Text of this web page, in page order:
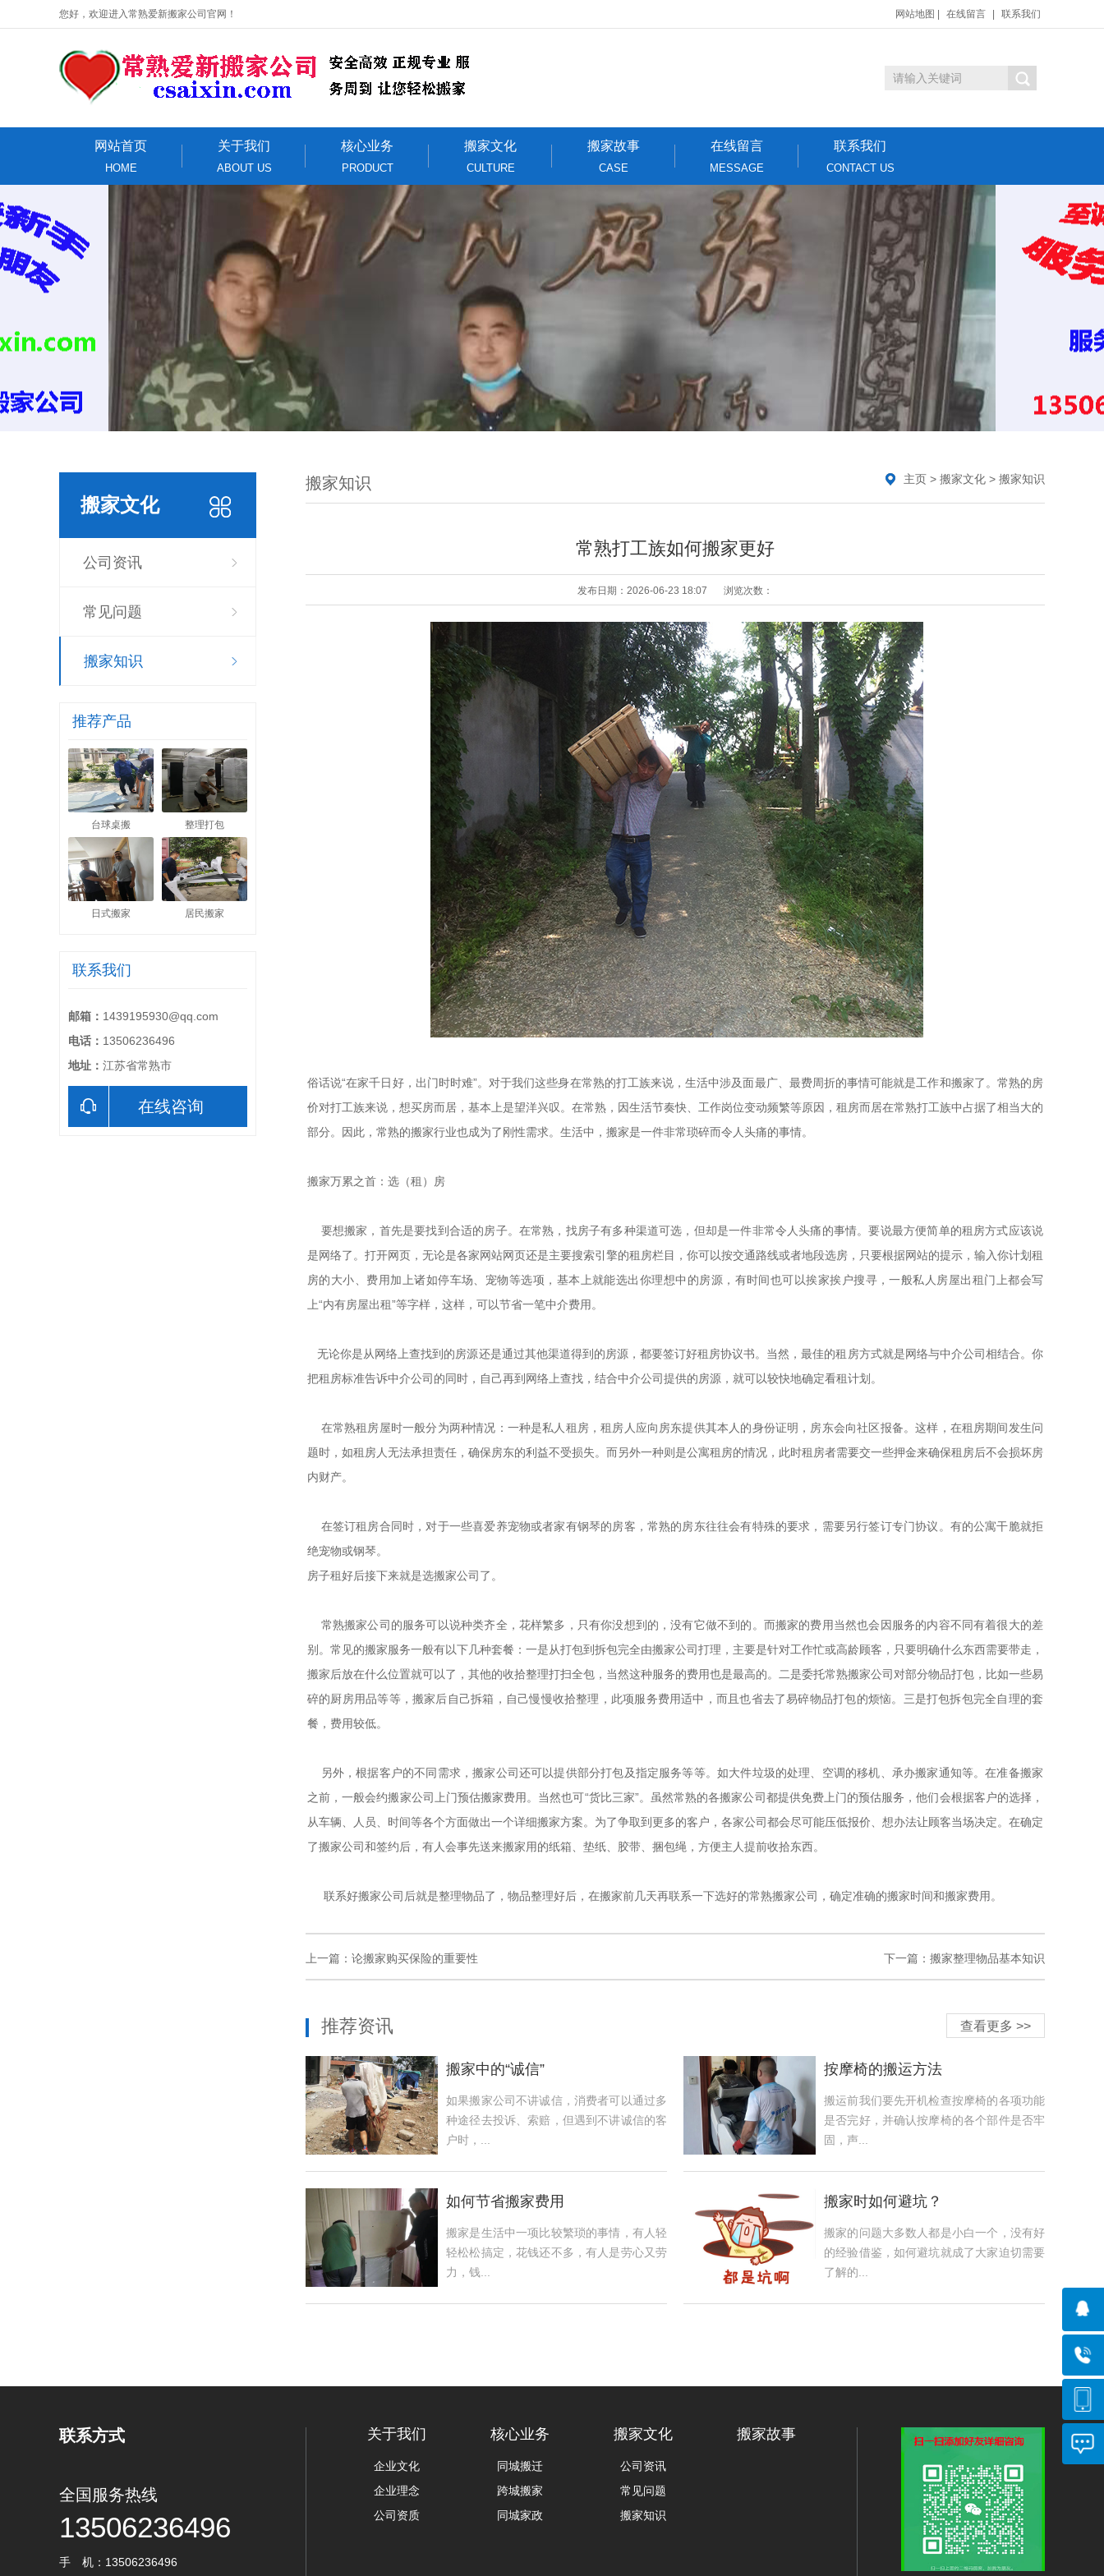
您好，欢迎进入常熟爱新搬家公司官网！ 网站地图 在线留言 联系我们
网站首页
HOME
关于我们
ABOUT US
核心业务
PRODUCT
搬家文化
CULTURE
搬家故事
CASE
在线留言
MESSAGE
联系我们
CONTACT US
搬家文化
公司资讯
常见问题
搬家知识
推荐产品
台球桌搬 整理打包
日式搬家 居民搬家
联系我们
邮箱： 1439195930@qq.com
电话： 13506236496
地址： 江苏省常熟市
在线咨询
主页 > 搬家文化 > 搬家知识
搬家知识
常熟打工族如何搬家更好
发布日期：2026-06-23 18:07 浏览次数：
俗话说“在家千日好，出门时时难”。对于我们这些身在常熟的打工族来说，生活中涉及面最广、最费周折的事情可能就是工作和搬家了。常熟的房
价对打工族来说，想买房而居，基本上是望洋兴叹。在常熟，因生活节奏快、工作岗位变动频繁等原因，租房而居在常熟打工族中占据了相当大的
部分。因此，常熟的搬家行业也成为了刚性需求。生活中，搬家是一件非常琐碎而令人头痛的事情。
搬家万累之首：选（租）房
要想搬家，首先是要找到合适的房子。在常熟，找房子有多种渠道可选，但却是一件非常令人头痛的事情。要说最方便简单的租房方式应该说
是网络了。打开网页，无论是各家网站网页还是主要搜索引擎的租房栏目，你可以按交通路线或者地段选房，只要根据网站的提示，输入你计划租
房的大小、费用加上诸如停车场、宠物等选项，基本上就能选出你理想中的房源，有时间也可以挨家挨户搜寻，一般私人房屋出租门上都会写
上“内有房屋出租”等字样，这样，可以节省一笔中介费用。
无论你是从网络上查找到的房源还是通过其他渠道得到的房源，都要签订好租房协议书。当然，最佳的租房方式就是网络与中介公司相结合。你
把租房标准告诉中介公司的同时，自己再到网络上查找，结合中介公司提供的房源，就可以较快地确定看租计划。
在常熟租房屋时一般分为两种情况：一种是私人租房，租房人应向房东提供其本人的身份证明，房东会向社区报备。这样，在租房期间发生问
题时，如租房人无法承担责任，确保房东的利益不受损失。而另外一种则是公寓租房的情况，此时租房者需要交一些押金来确保租房后不会损坏房
内财产。
在签订租房合同时，对于一些喜爱养宠物或者家有钢琴的房客，常熟的房东往往会有特殊的要求，需要另行签订专门协议。有的公寓干脆就拒
绝宠物或钢琴。
房子租好后接下来就是选搬家公司了。
常熟搬家公司的服务可以说种类齐全，花样繁多，只有你没想到的，没有它做不到的。而搬家的费用当然也会因服务的内容不同有着很大的差
别。常见的搬家服务一般有以下几种套餐：一是从打包到拆包完全由搬家公司打理，主要是针对工作忙或高龄顾客，只要明确什么东西需要带走，
搬家后放在什么位置就可以了，其他的收拾整理打扫全包，当然这种服务的费用也是最高的。二是委托常熟搬家公司对部分物品打包，比如一些易
碎的厨房用品等等，搬家后自己拆箱，自己慢慢收拾整理，此项服务费用适中，而且也省去了易碎物品打包的烦恼。三是打包拆包完全自理的套
餐，费用较低。
另外，根据客户的不同需求，搬家公司还可以提供部分打包及指定服务等等。如大件垃圾的处理、空调的移机、承办搬家通知等。在准备搬家
之前，一般会约搬家公司上门预估搬家费用。当然也可“货比三家”。虽然常熟的各搬家公司都提供免费上门的预估服务，他们会根据客户的选择，
从车辆、人员、时间等各个方面做出一个详细搬家方案。为了争取到更多的客户，各家公司都会尽可能压低报价、想办法让顾客当场决定。在确定
了搬家公司和签约后，有人会事先送来搬家用的纸箱、垫纸、胶带、捆包绳，方便主人提前收拾东西。
联系好搬家公司后就是整理物品了，物品整理好后，在搬家前几天再联系一下选好的常熟搬家公司，确定准确的搬家时间和搬家费用。
上一篇： 论搬家购买保险的重要性 下一篇： 搬家整理物品基本知识
查看更多 >>
推荐资讯
搬家中的“诚信”
如果搬家公司不讲诚信，消费者可以通过多
种途径去投诉、索赔，但遇到不讲诚信的客
户时，...
按摩椅的搬运方法
搬运前我们要先开机检查按摩椅的各项功能
是否完好，并确认按摩椅的各个部件是否牢
固，声...
如何节省搬家费用
搬家是生活中一项比较繁琐的事情，有人轻
轻松松搞定，花钱还不多，有人是劳心又劳
力，钱...
搬家时如何避坑？
搬家的问题大多数人都是小白一个，没有好
的经验借鉴，如何避坑就成了大家迫切需要
了解的...
联系方式
全国服务热线
13506236496
手 机：13506236496
关于我们
企业文化
企业理念
公司资质
核心业务
同城搬迁
跨城搬家
同城家政
搬家文化
公司资讯
常见问题
搬家知识
搬家故事